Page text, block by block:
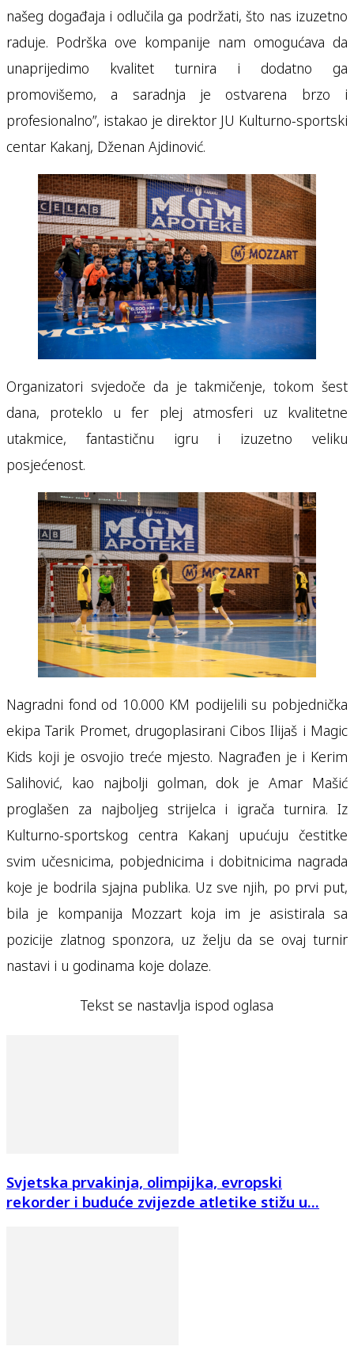
našeg događaja i odlučila ga podržati, što nas izuzetno
raduje. Podrška ove kompanije nam omogućava da
unaprijedimo kvalitet turnira i dodatno ga
promovišemo, a saradnja je ostvarena brzo i
profesionalno”, istakao je direktor JU Kulturno-sportski
centar Kakanj, Dženan Ajdinović.
Organizatori svjedoče da je takmičenje, tokom šest
dana, proteklo u fer plej atmosferi uz kvalitetne
utakmice, fantastičnu igru i izuzetno veliku
posjećenost.
Nagradni fond od 10.000 KM podijelili su pobjednička
ekipa Tarik Promet, drugoplasirani Cibos Ilijaš i Magic
Kids koji je osvojio treće mjesto. Nagrađen je i Kerim
Salihović, kao najbolji golman, dok je Amar Mašić
proglašen za najboljeg strijelca i igrača turnira. Iz
Kulturno-sportskog centra Kakanj upućuju čestitke
svim učesnicima, pobjednicima i dobitnicima nagrada
koje je bodrila sjajna publika. Uz sve njih, po prvi put,
bila je kompanija Mozzart koja im je asistirala sa
pozicije zlatnog sponzora, uz želju da se ovaj turnir
nastavi i u godinama koje dolaze.
Tekst se nastavlja ispod oglasa
Svjetska prvakinja, olimpijka, evropski
rekorder i buduće zvijezde atletike stižu u...